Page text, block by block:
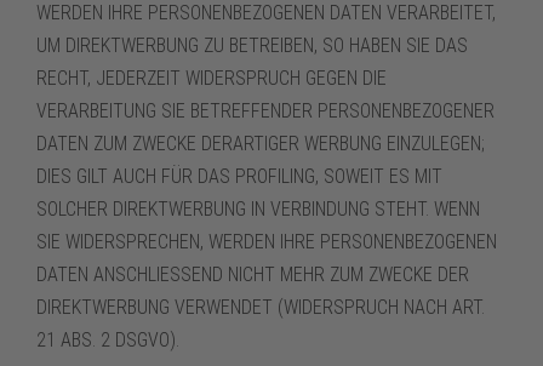
WERDEN IHRE PERSONENBEZOGENEN DATEN VERARBEITET,
UM DIREKTWERBUNG ZU BETREIBEN, SO HABEN SIE DAS
RECHT, JEDERZEIT WIDERSPRUCH GEGEN DIE
VERARBEITUNG SIE BETREFFENDER PERSONENBEZOGENER
DATEN ZUM ZWECKE DERARTIGER WERBUNG EINZULEGEN;
DIES GILT AUCH FÜR DAS PROFILING, SOWEIT ES MIT
SOLCHER DIREKTWERBUNG IN VERBINDUNG STEHT. WENN
SIE WIDERSPRECHEN, WERDEN IHRE PERSONENBEZOGENEN
DATEN ANSCHLIESSEND NICHT MEHR ZUM ZWECKE DER
DIREKTWERBUNG VERWENDET (WIDERSPRUCH NACH ART.
21 ABS. 2 DSGVO).